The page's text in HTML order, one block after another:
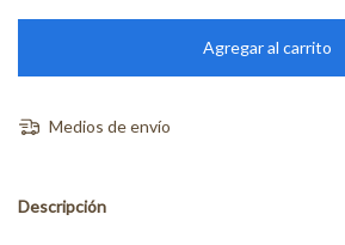
Medios de envío
Descripción